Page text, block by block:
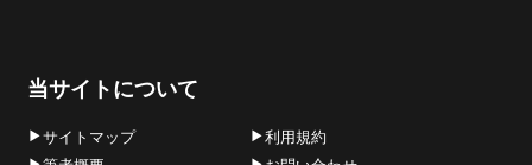
当サイトについて
サイトマップ
利用規約